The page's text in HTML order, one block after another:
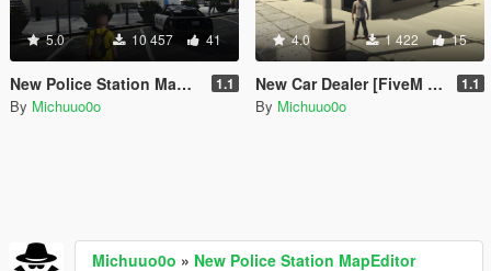
5.0 10 457 41
New Police Station MapEditor [XML,YMAP] 1.1
By Michuuo0o
4.0 1 422 15
New Car Dealer [FiveM | MapEditor] 1.1
By Michuuo0o
Michuuo0o » New Police Station MapEditor